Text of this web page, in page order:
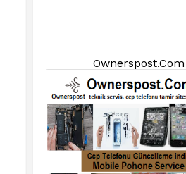
Ownerspost.Com